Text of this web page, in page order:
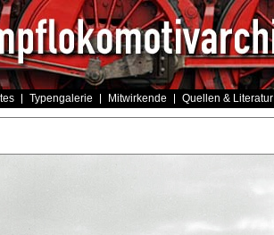
Typengalerie Mitwirkende Quellen & Literatur